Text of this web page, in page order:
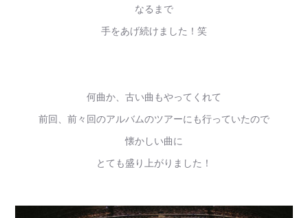
なるまで
手をあげ続けました！笑
何曲か、古い曲もやってくれて
前回、前々回のアルバムのツアーにも行っていたので
懐かしい曲に
とても盛り上がりました！